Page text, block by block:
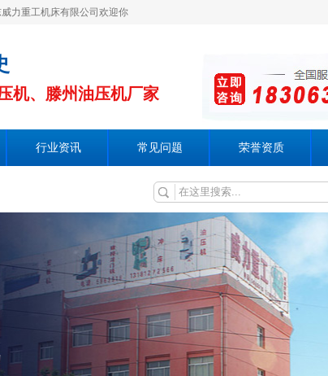
力重工机床有限公司欢迎你
机、滕州油压机厂家
行业资讯 常见问题 荣誉资质